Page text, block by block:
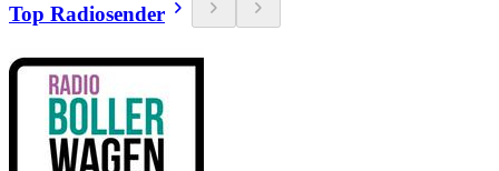
Top Radiosender